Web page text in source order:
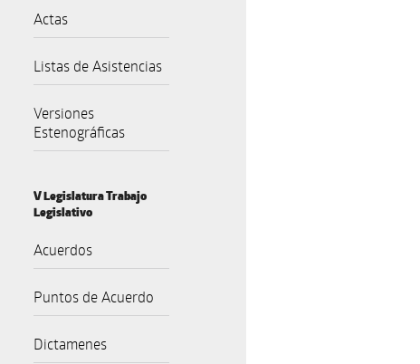
Actas
Listas de Asistencias
Versiones
Estenográficas
V Legislatura Trabajo
Legislativo
Acuerdos
Puntos de Acuerdo
Dictamenes